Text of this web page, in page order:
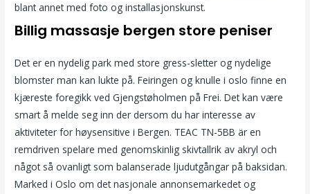
blant annet med foto og installasjonskunst.
Billig massasje bergen store peniser
Det er en nydelig park med store gress-sletter og nydelige
blomster man kan lukte på. Feiringen og knulle i oslo finne en
kjæreste foregikk ved Gjengstøholmen på Frei. Det kan være
smart å melde seg inn der dersom du har interesse av
aktiviteter for høysensitive i Bergen. TEAC TN-5BB är en
remdriven spelare med genomskinlig skivtallrik av akryl och
något så ovanligt som balanserade ljudutgångar på baksidan.
Marked i Oslo om det nasjonale annonsemarkedet og